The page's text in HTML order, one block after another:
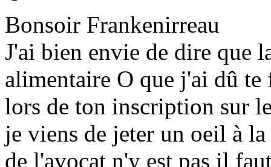
Bonsoir Frankenirreau
J'ai bien envie de dire que
alimentaire O que j'ai dû te
lors de ton inscription sur
je viens de jeter un oeil à
de l'avocat n'y est pas il